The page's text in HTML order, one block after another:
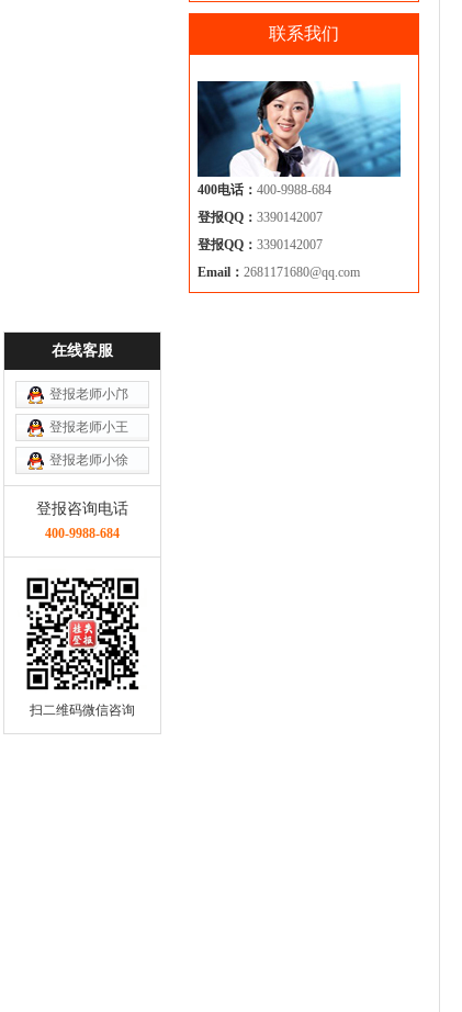
联系我们
400电话： 400-9988-684
登报QQ： 3390142007
登报QQ： 3390142007
Email： 2681171680@qq.com
在线客服
登报老师小邝
登报老师小王
登报老师小徐
登报咨询电话
400-9988-684
扫二维码微信咨询